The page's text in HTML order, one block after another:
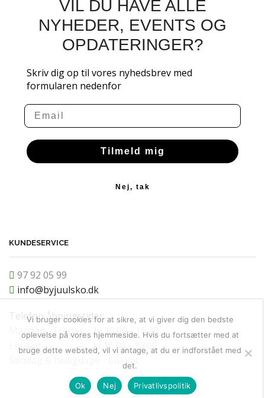
VIL DU HAVE ALLE
NYHEDER, EVENTS OG
OPDATERINGER?
Skriv dig op til vores nyhedsbrev med
formularen nedenfor
Email
Tilmeld mig
Nej, tak
KUNDESERVICE
97 92 05 99
info@byjuulsko.dk
Telefon åbningstider:
Mandag - Fredag kl 10.00 - 16.00
Lørdag kl 10.00 - 13.00
Søndag & helligdage - Lukket
Vi bruger cookies for at sikre, at vi giver dig den bedste
oplevelse på vores hjemmeside. Hvis du fortsætter med at
bruge dette websted, vil vi antage, at du er indforstået med
det.
Ok Nej Privatlivspolitik